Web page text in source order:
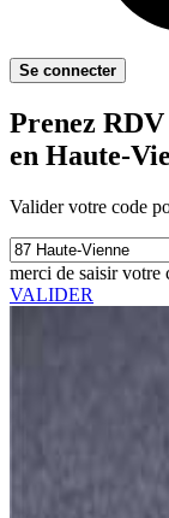
Se connecter
Prenez
en Haute-
Valider votre code
merci de saisir votre
VALIDER